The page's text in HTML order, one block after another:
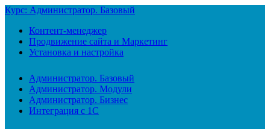
Курс: Администратор. Базовый
Контент-менеджер
Продвижение сайта и Маркетинг
Установка и настройка
Администратор. Базовый
Администратор. Модули
Администратор. Бизнес
Интеграция с 1С